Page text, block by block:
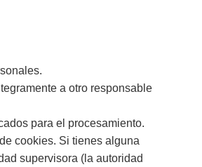
a otro responsable
para el procesamiento.
cookies. Si tienes alguna
supervisora (la autoridad